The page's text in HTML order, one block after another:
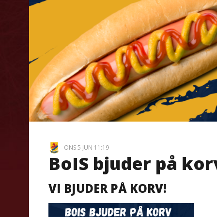
ONS 5 JUN 11:19
BoIS bjuder på
VI BJUDER PÅ KORV!